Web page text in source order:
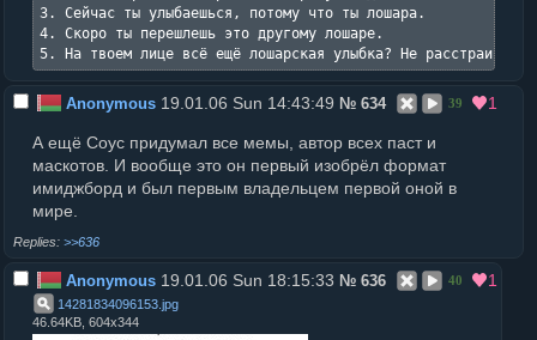
3. Сейчас ты улыбаешься, потому что ты лошара.
4. Скоро ты перешлешь это другому лошаре.
5. На твоем лице всё ещё лошарская улыбка? Не
Anonymous19.01.06 Sun 14:43:49 № 634 39 1
А ещё Соус придумал все мемы, автор всех паст и
маскотов. И вообще это он первый изобрёл формат
имиджборд и был первым владельцем первой оной в
мире.
>>636
Anonymous19.01.06 Sun 18:15:33 № 636 40 1
14281834096153 jpg
46.64KB, 604x344